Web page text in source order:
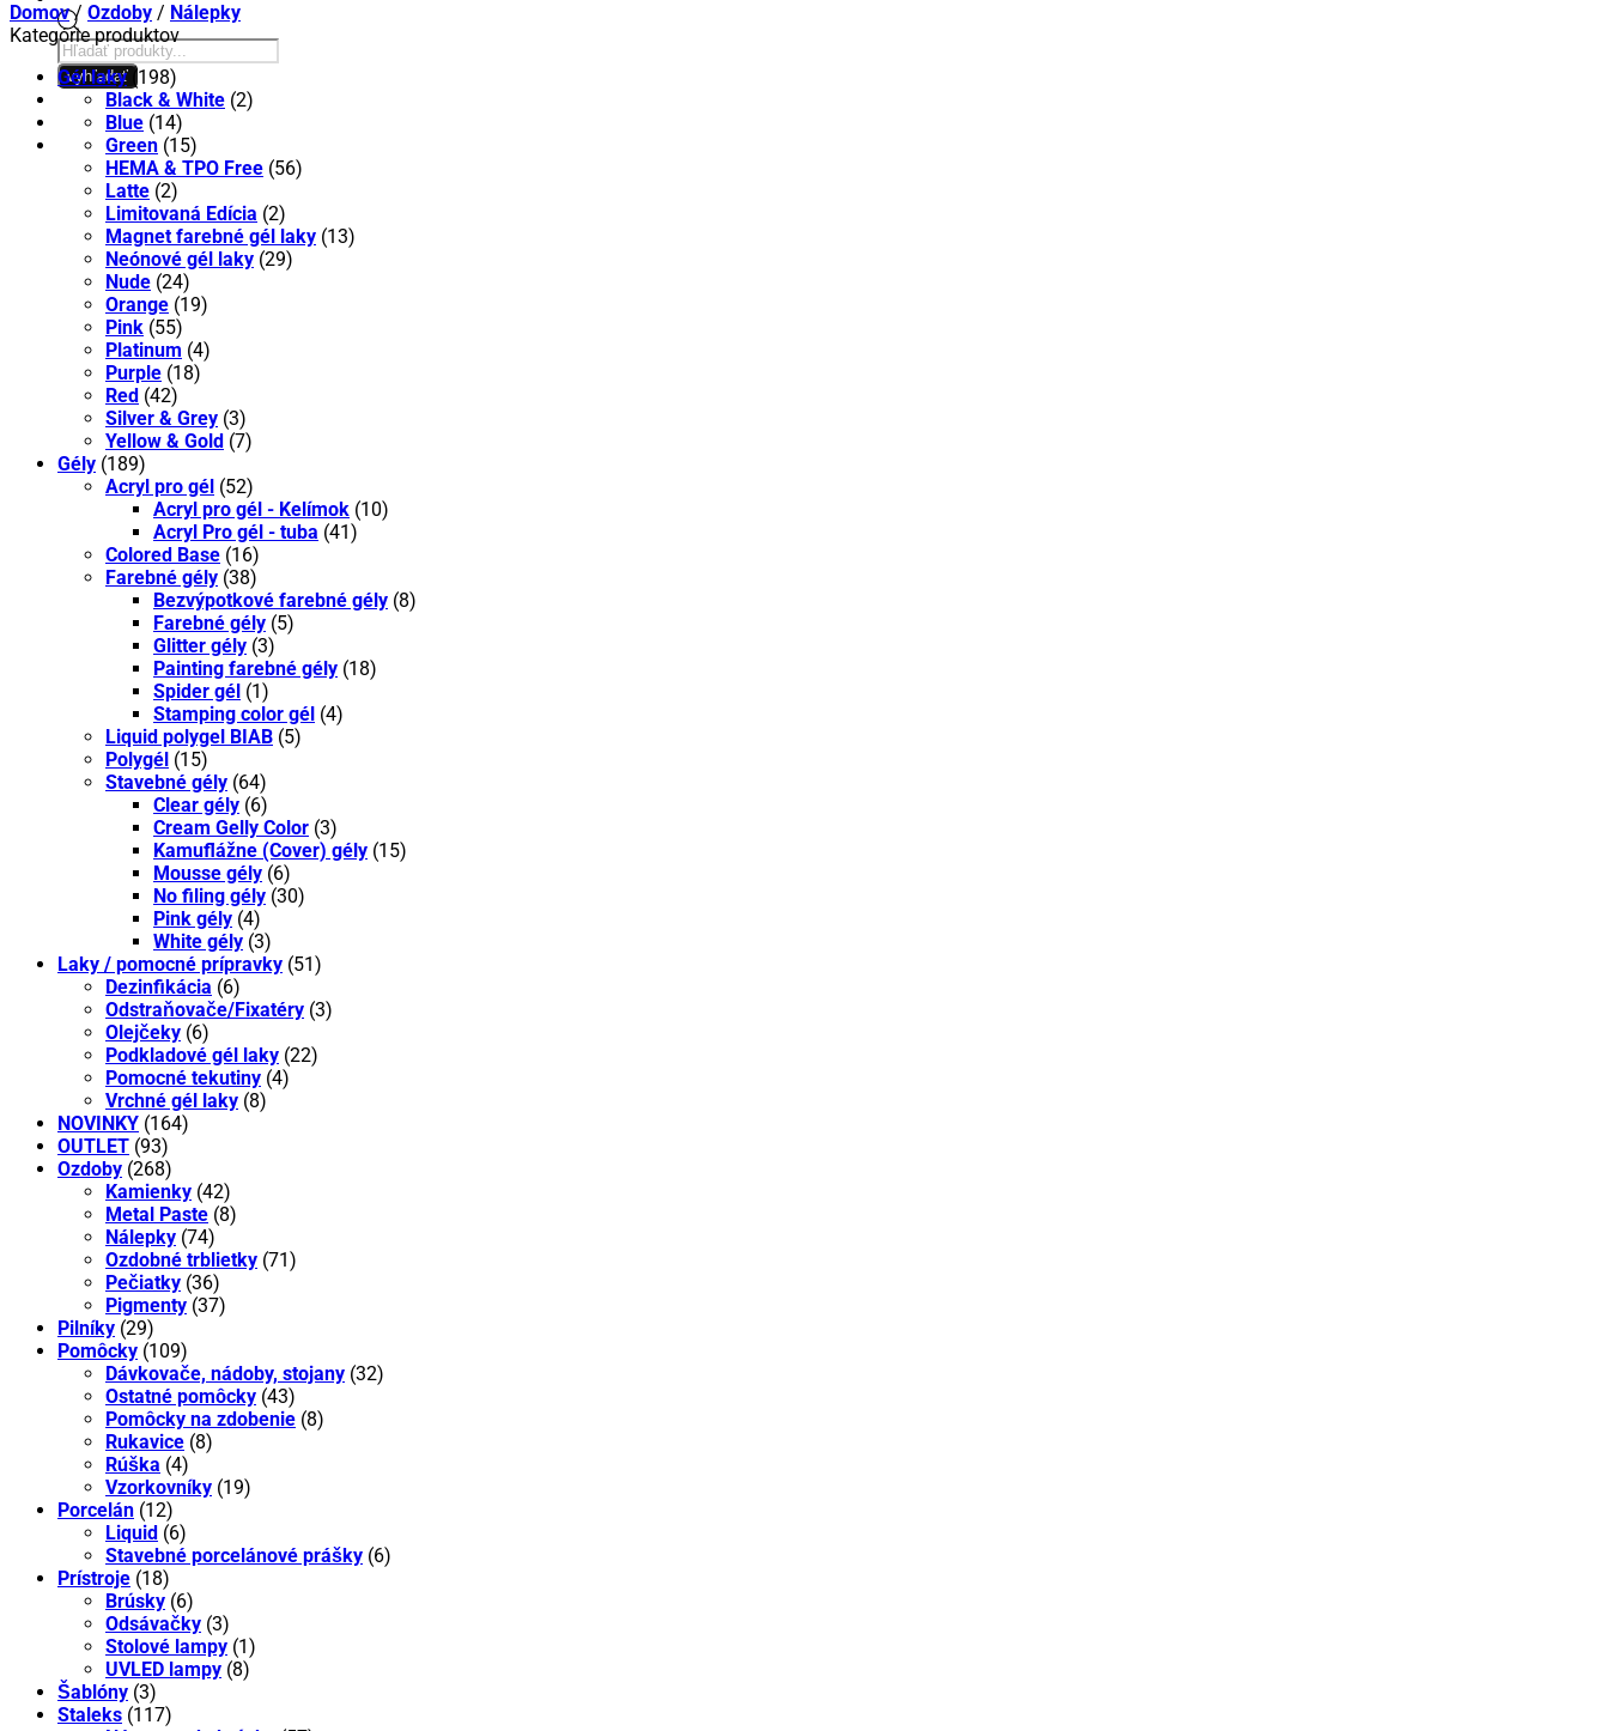
Products
search
vyhľadať
Domov / Ozdoby / Nálepky
Kategórie produktov
Gél laky (198)
Black & White (2)
Blue (14)
Green (15)
HEMA & TPO Free (56)
Latte (2)
Limitovaná Edícia (2)
Magnet farebné gél laky (13)
Neónové gél laky (29)
Nude (24)
Orange (19)
Pink (55)
Platinum (4)
Purple (18)
Red (42)
Silver & Grey (3)
Yellow & Gold (7)
Gély (189)
Acryl pro gél (52)
Acryl pro gél - Kelímok (10)
Acryl Pro gél - tuba (41)
Colored Base (16)
Farebné gély (38)
Bezvýpotkové farebné gély (8)
Farebné gély (5)
Glitter gély (3)
Painting farebné gély (18)
Spider gél (1)
Stamping color gél (4)
Liquid polygel BIAB (5)
Polygél (15)
Stavebné gély (64)
Clear gély (6)
Cream Gelly Color (3)
Kamuflážne (Cover) gély (15)
Mousse gély (6)
No filing gély (30)
Pink gély (4)
White gély (3)
Laky / pomocné prípravky (51)
Dezinfikácia (6)
Odstraňovače/Fixatéry (3)
Olejčeky (6)
Podkladové gél laky (22)
Pomocné tekutiny (4)
Vrchné gél laky (8)
NOVINKY (164)
OUTLET (93)
Ozdoby (268)
Kamienky (42)
Metal Paste (8)
Nálepky (74)
Ozdobné trblietky (71)
Pečiatky (36)
Pigmenty (37)
Pilníky (29)
Pomôcky (109)
Dávkovače, nádoby, stojany (32)
Ostatné pomôcky (43)
Pomôcky na zdobenie (8)
Rukavice (8)
Rúška (4)
Vzorkovníky (19)
Porcelán (12)
Liquid (6)
Stavebné porcelánové prášky (6)
Prístroje (18)
Brúsky (6)
Odsávačky (3)
Stolové lampy (1)
UVLED lampy (8)
Šablóny (3)
Staleks (117)